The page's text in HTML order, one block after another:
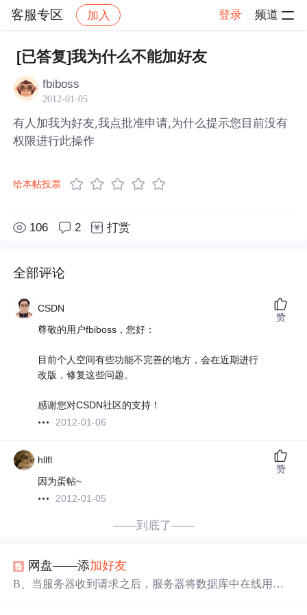
客服专区 加入 登录 频道
社区 客服专区 帖子详情
[已答复]我为什么不能加好友
fbiboss
2012-01-05
有人加我为好友,我点批准申请,为什么提示您目前没有
权限进行此操作
给本帖投票
106 2 打赏
全部评论
CSDN
尊敬的用户fbiboss，您好：
目前个人空间有些功能不完善的地方，会在近期进行
改版，修复这些问题。
感谢您对CSDN社区的支持！
2012-01-06
赞
hllfl
因为蛋帖~
2012-01-05
赞
——到底了——
网盘——添加好友
B、当服务器收到请求之后，服务器将数据库中在线用户